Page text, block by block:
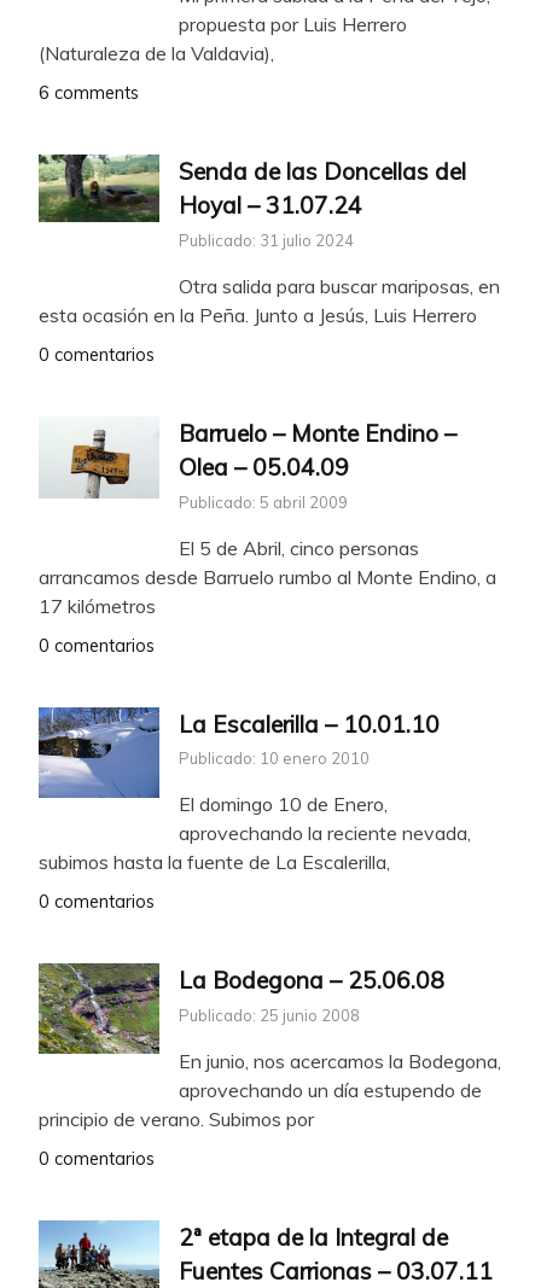
propuesta por Luis Herrero
(Naturaleza de la Valdavia),
6 comments
Senda de las Doncellas del
Hoyal – 31.07.24
Publicado: 31 julio 2024
Otra salida para buscar mariposas, en
esta ocasión en la Peña. Junto a Jesús, Luis Herrero
0 comentarios
Barruelo – Monte Endino –
Olea – 05.04.09
Publicado: 5 abril 2009
El 5 de Abril, cinco personas
arrancamos desde Barruelo rumbo al Monte Endino, a
17 kilómetros
0 comentarios
La Escalerilla – 10.01.10
Publicado: 10 enero 2010
El domingo 10 de Enero,
aprovechando la reciente nevada,
subimos hasta la fuente de La Escalerilla,
0 comentarios
La Bodegona – 25.06.08
Publicado: 25 junio 2008
En junio, nos acercamos la Bodegona,
aprovechando un día estupendo de
principio de verano. Subimos por
0 comentarios
2ª etapa de la Integral de
Fuentes Carrionas – 03.07.11